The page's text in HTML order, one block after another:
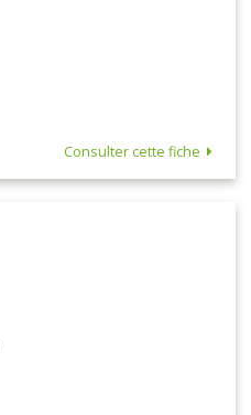
Consulter cette fiche